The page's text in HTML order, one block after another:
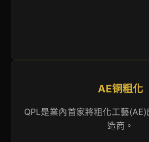
AE铜粗化
QPL是業內首家將粗化工藝
造商。